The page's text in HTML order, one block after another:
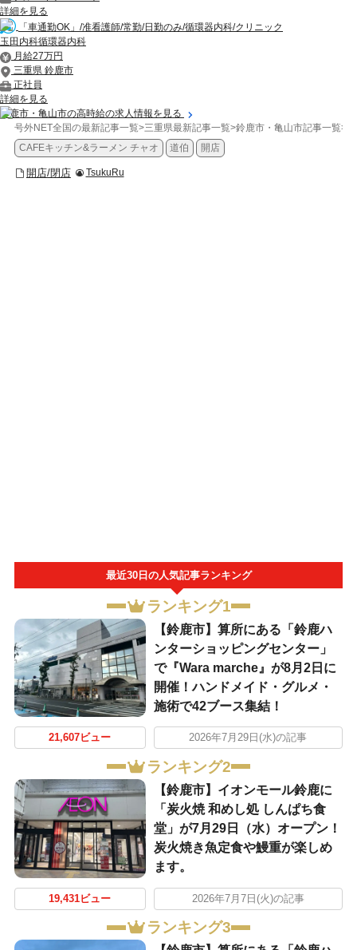
詳細を見る
「車通勤OK」/准看護師/常勤/日勤のみ/循環器内科/クリニック
玉田内科循環器内科
月給27万円
三重県 鈴鹿市
正社員
詳細を見る
鈴鹿市・亀山市の高時給の求人情報を見る
号外NET全国の最新記事一覧>三重県最新記事一覧>鈴鹿市・亀山市記事一覧>
CAFEキッチン&ラーメン チャオ
道伯 開店
開店/閉店 TsukuRu
最近30日の人気記事ランキング
ランキング1
【鈴鹿市】算所にある「鈴鹿ハ
ンターショッピングセンター」
で『Wara marche』が8月2日に
開催！ハンドメイド・グルメ・
施術で42ブース集結！
21,607ビュー 2026年7月29日(水)の記事
ランキング2
【鈴鹿市】イオンモール鈴鹿に
「炭火焼 和めし処 しんぱち食
堂」が7月29日（水）オープン！
炭火焼き魚定食や鰻重が楽しめ
ます。
19,431ビュー 2026年7月7日(火)の記事
ランキング3